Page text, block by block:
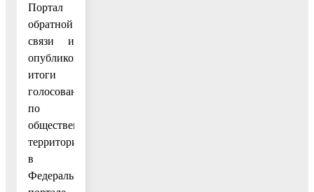
Портал
обратной
связи и
опубликовать
итоги
голосования
по
общественным
территориям
в
Федеральном